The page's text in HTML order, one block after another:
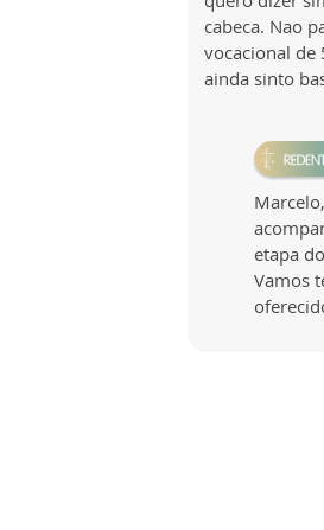
cabeca. Nao
vocacional de
ainda sinto
etapa
Vamos